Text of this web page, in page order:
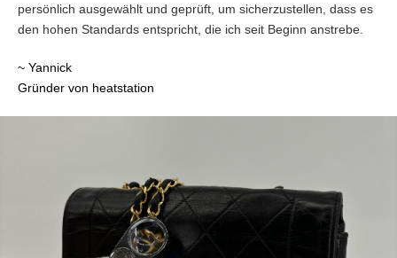
persönlich ausgewählt und geprüft, um sicherzustellen, dass es
den hohen Standards entspricht, die ich seit Beginn anstrebe.
~ Yannick
Gründer von heatstation